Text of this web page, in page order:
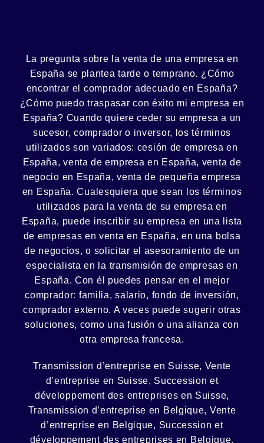
La pregunta sobre la venta de unaempresa en
España se plantea tarde o temprano. ¿Cómo
encontrar el comprador adecuado en España?
¿Cómo puedotraspasar con éxito mi empresa en
España? Cuando quiere ceder su empresa a un
sucesor, comprador o inversor, los términos
utilizados son variados: cesión de empresa en
España, venta de empresa en España, venta de
negocio en España, venta de pequeña empresa
en España. Cualesquiera que sean los términos
utilizados para la venta de su empresa en
España, puede inscribir su empresa en una lista
de empresas en venta en España, en una bolsa
de negocios, o solicitar el asesoramiento de un
especialista en la transmisión de empresas en
España. Con él puedes pensar en el mejor
comprador: familia,salario, fondo de inversión,
comprador externo. A veces puede sugerir otras
soluciones, como una fusión o unaalianza con
otra empresa francesa.
Transmission d’entreprise en Suisse, Vente
d’entreprise en Suisse, Succession et
développement des entreprises en Suisse,
Transmission d’entreprise en Belgique, Vente
d’entreprise en Belgique, Succession et
développement des entreprises en Belgique,